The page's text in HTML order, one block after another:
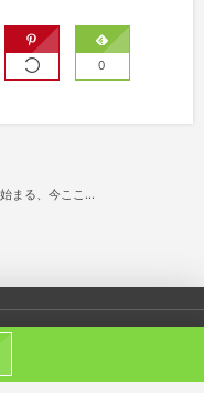
0
まる、今ここ...